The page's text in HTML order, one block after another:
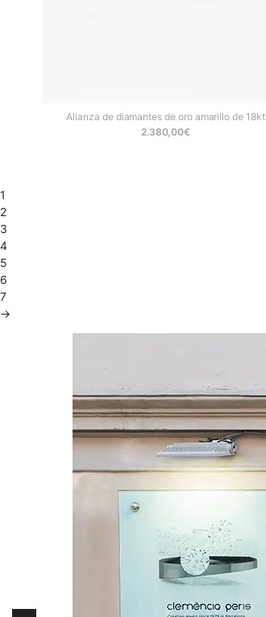
Alianza de diamantes de oro amarillo de 18kt
2.380,00€
1
2
3
4
5
6
7
→